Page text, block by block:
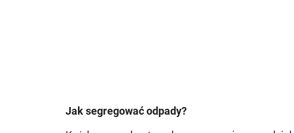
Jak segregować odpady?